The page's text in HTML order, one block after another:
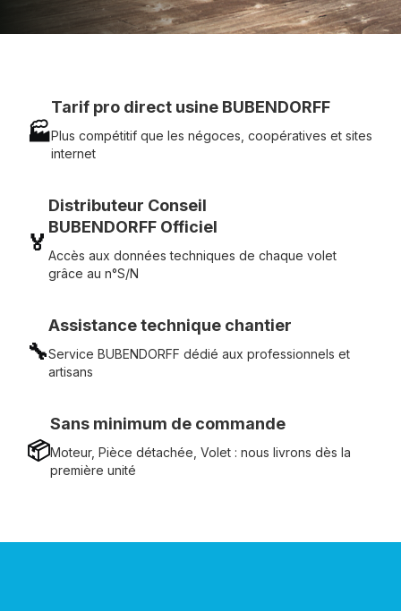
🏭
Tarif pro direct usine BUBENDORFF
Plus compétitif que les négoces, coopératives et sites
internet
🏅
Distributeur Conseil
BUBENDORFF Officiel
Accès aux données techniques de chaque volet
grâce au n°S/N
🔧
Assistance technique chantier
Service BUBENDORFF dédié aux professionnels et
artisans
📦
Sans minimum de commande
Moteur, Pièce détachée, Volet : nous livrons dès la
première unité